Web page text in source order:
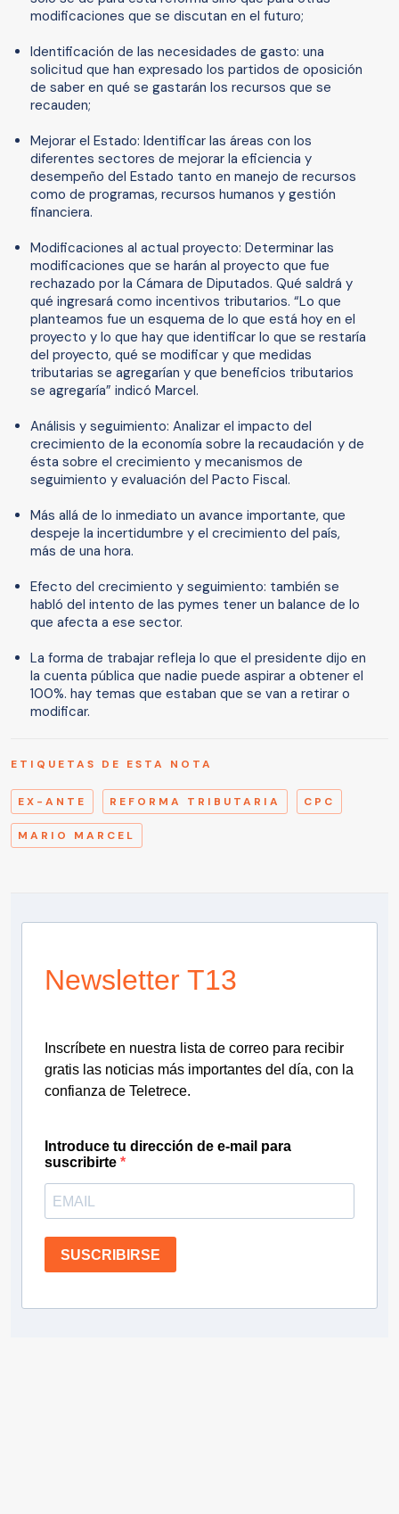
modificaciones que se discutan en el futuro;
Identificación de las necesidades de gasto: una
solicitud que han expresado los partidos de oposición
de saber en qué se gastarán los recursos que se
recauden;
Mejorar el Estado: Identificar las áreas con los
diferentes sectores de mejorar la eficiencia y
desempeño del Estado tanto en manejo de recursos
como de programas, recursos humanos y gestión
financiera.
Modificaciones al actual proyecto: Determinar las
modificaciones que se harán al proyecto que fue
rechazado por la Cámara de Diputados. Qué saldrá y
qué ingresará como incentivos tributarios. “Lo que
planteamos fue un esquema de lo que está hoy en el
proyecto y lo que hay que identificar lo que se restaría
del proyecto, qué se modificar y que medidas
tributarias se agregarían y que beneficios tributarios
se agregaría” indicó Marcel.
Análisis y seguimiento: Analizar el impacto del
crecimiento de la economía sobre la recaudación y de
ésta sobre el crecimiento y mecanismos de
seguimiento y evaluación del Pacto Fiscal.
Más allá de lo inmediato un avance importante, que
despeje la incertidumbre y el crecimiento del país,
más de una hora.
Efecto del crecimiento y seguimiento: también se
habló del intento de las pymes tener un balance de lo
que afecta a ese sector.
La forma de trabajar refleja lo que el presidente dijo en
la cuenta pública que nadie puede aspirar a obtener el
100%. hay temas que estaban que se van a retirar o
modificar.
ETIQUETAS DE ESTA NOTA
EX-ANTE REFORMA TRIBUTARIA CPC
MARIO MARCEL
Newsletter T13
Inscríbete en nuestra lista de correo para recibir
gratis las noticias más importantes del día, con la
confianza de Teletrece.
Introduce tu dirección de e-mail para
suscribirte
SUSCRIBIRSE